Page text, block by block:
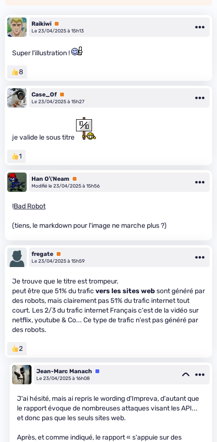
Raikiwi Premium
Le 23/04/2025 à 15h13
Super l'illustration !
8
Case_Of Premium
Le 23/04/2025 à 15h27
je valide le sous titre
1
Han O\'Neam Premium
Modifié le 23/04/2025 à 15h56
!Bad Robot
(tiens, le markdown pour l'image ne marche plus ?)
fregate Premium
Le 23/04/2025 à 15h59
Je trouve que le titre est trompeur.
peut être que 51% du trafic vers les sites websont généré par
des robots, mais clairement pas 51% du trafic internet tout
court. Les 2/3 du trafic internet Français c'est de la vidéo sur
netflix, youtube & Co... Ce type de trafic n'est pas généré par
des robots.
2
Jean-Marc Manach Équipe
Le 23/04/2025 à 16h08
J'ai hésité, mais ai repris le wording d'Impreva, d'autant que
le rapport évoque de nombreuses attaques visant les API...
et donc pas que les seuls sites web.
Après, et comme indiqué, le rapport « s'appuie sur des